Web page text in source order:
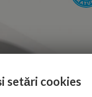
setări cookies